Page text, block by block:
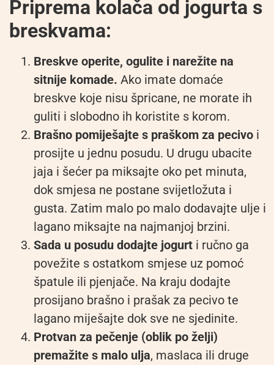
Priprema kolača od jogurta s
breskvama:
Breskve operite, ogulite i narežite na
sitnije komade. Ako imate domaće
breskve koje nisu špricane, ne morate ih
guliti i slobodno ih koristite s korom.
Brašno pomiješajte s praškom za pecivo i
prosijte u jednu posudu. U drugu ubacite
jaja i šećer pa miksajte oko pet minuta,
dok smjesa ne postane svijetložuta i
gusta. Zatim malo po malo dodavajte ulje i
lagano miksajte na najmanjoj brzini.
Sada u posudu dodajte jogurt i ručno ga
povežite s ostatkom smjese uz pomoć
špatule ili pjenjače. Na kraju dodajte
prosijano brašno i prašak za pecivo te
lagano miješajte dok sve ne sjedinite.
Protvan za pečenje (oblik po želji)
premažite s malo ulja, maslaca ili druge